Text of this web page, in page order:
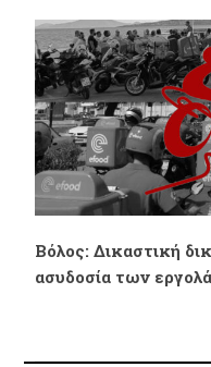
Βόλος: Δικαστική
ασυδοσία των